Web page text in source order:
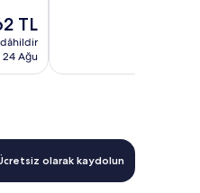
TL
TL
Ağu
olarak kaydolun